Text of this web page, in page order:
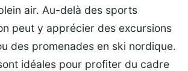
air. Au-delà des sports
peut y apprécier des excursions
des promenades en ski nordique.
idéales pour profiter du cadre